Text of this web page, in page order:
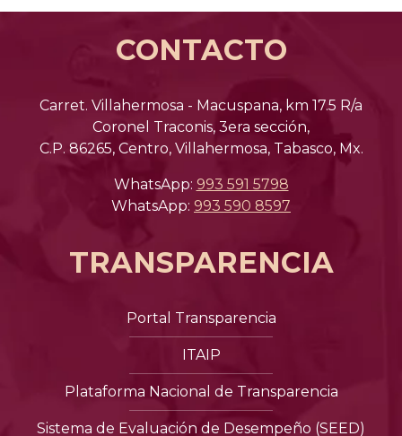
CONTACTO
Carret. Villahermosa - Macuspana, km 17.5 R/a
Coronel Traconis, 3era sección,
C.P. 86265, Centro, Villahermosa, Tabasco, Mx.
WhatsApp: 993 591 5798
WhatsApp: 993 590 8597
TRANSPARENCIA
Portal Transparencia
ITAIP
Plataforma Nacional de Transparencia
Sistema de Evaluación de Desempeño (SEED)